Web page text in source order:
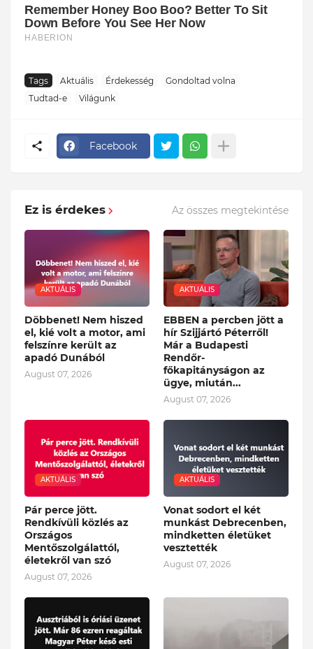
Tags Aktuális Érdekesség
Gondoltad volna
Tudtad-e
Világunk
Facebook
Ez is érdekes Az összes megtekintése
AKTUÁLIS
Döbbenet! Nem hiszed
el, kié volt a motor, ami
felszínre került az
apadó Dunából
August 07, 2026
AKTUÁLIS
EBBEN a percben jött a
hír Szijjártó Péterről!
Már a Budapesti
Rendőr-
főkapitányságon az
ügye, miután...
August 07, 2026
AKTUÁLIS
Pár perce jött.
Rendkívüli közlés az
Országos
Mentőszolgálattól,
életekről van szó
August 07, 2026
AKTUÁLIS
Vonat sodort el két
munkást Debrecenben,
mindketten életüket
vesztették
August 07, 2026